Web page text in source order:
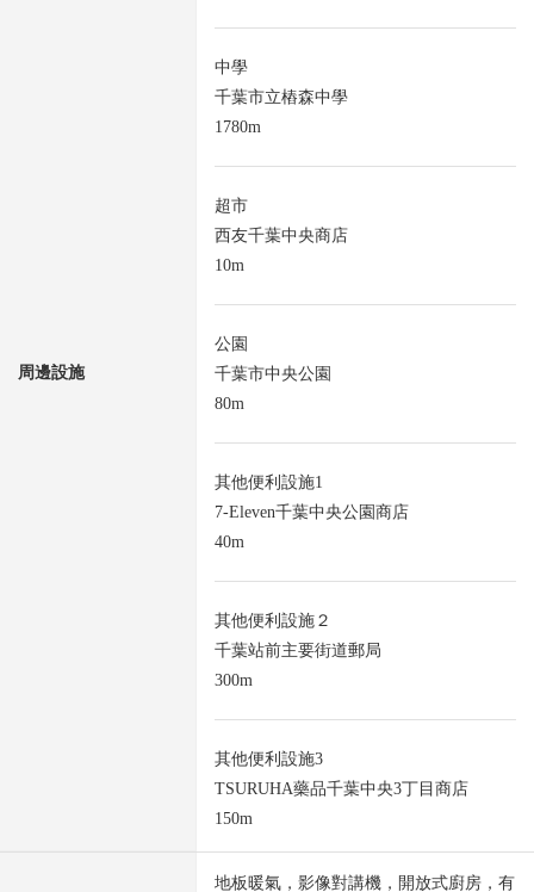
周邊設施
中學
千葉市立樁森中學
1780m
超市
西友千葉中央商店
10m
公園
千葉市中央公園
80m
其他便利設施1
7-Eleven千葉中央公園商店
40m
其他便利設施２
千葉站前主要街道郵局
300m
其他便利設施3
TSURUHA藥品千葉中央3丁目商店
150m
地板暖氣，影像對講機，開放式廚房，有